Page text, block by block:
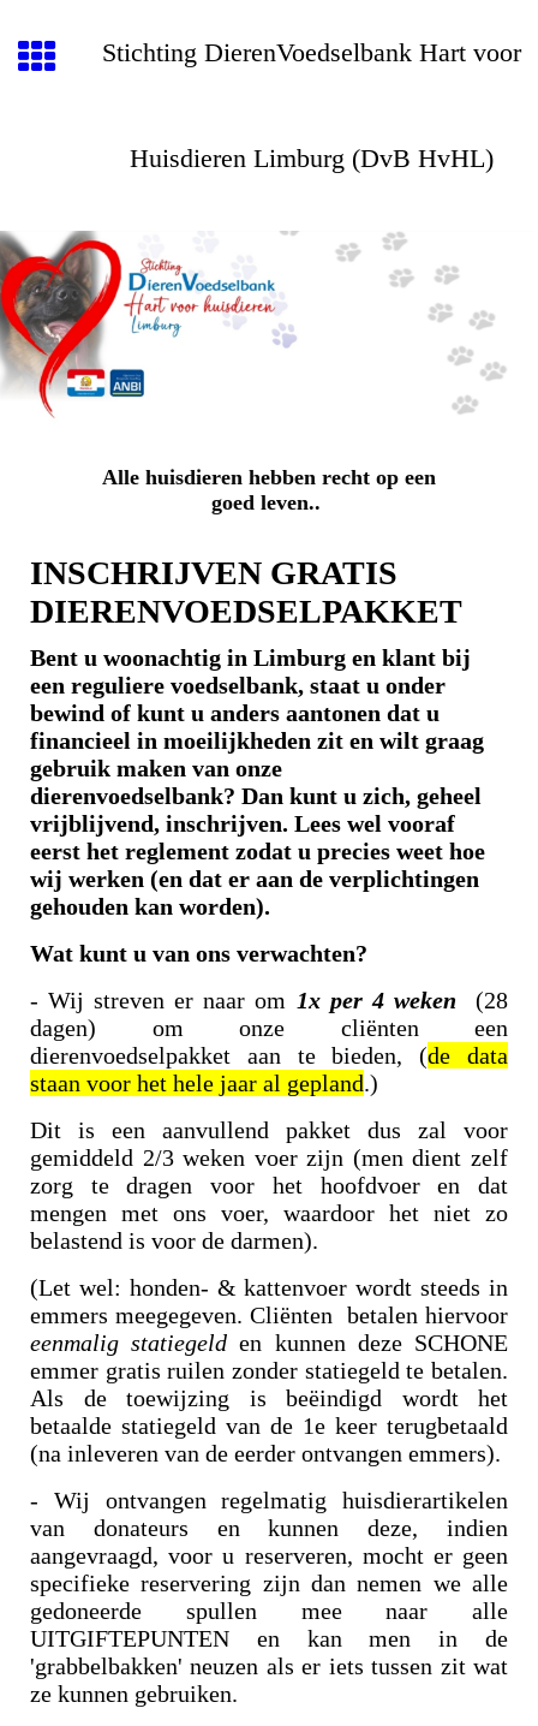
Stichting DierenVoedselbank Hart voor
Huisdieren Limburg (DvB HvHL)
Alle huisdieren hebben recht op een
goed leven..
INSCHRIJVEN GRATIS
DIERENVOEDSELPAKKET
Bent u woonachtig in Limburg en klant bij
een reguliere voedselbank, staat u onder
bewind of kunt u anders aantonen dat u
financieel in moeilijkheden zit en wilt graag
gebruik maken van onze
dierenvoedselbank? Dan kunt u zich, geheel
vrijblijvend, inschrijven. Lees wel vooraf
eerst het reglement zodat u precies weet hoe
wij werken (en dat er aan de verplichtingen
gehouden kan worden).
Wat kunt u van ons verwachten?
- Wij streven er naar om 1x per 4 weken (28
dagen) om onze cliënten een
dierenvoedselpakket aan te bieden, (de data
staan voor het hele jaar al gepland.)
Dit is een aanvullend pakket dus zal voor
gemiddeld 2/3 weken voer zijn (men dient zelf
zorg te dragen voor het hoofdvoer en dat
mengen met ons voer, waardoor het niet zo
belastend is voor de darmen).
(Let wel: honden- & kattenvoer wordt steeds in
emmers meegegeven. Cliënten betalen hiervoor
eenmalig statiegeld en kunnen deze SCHONE
emmer gratis ruilen zonder statiegeld te betalen.
Als de toewijzing is beëindigd wordt het
betaalde statiegeld van de 1e keer terugbetaald
(na inleveren van de eerder ontvangen emmers).
- Wij ontvangen regelmatig huisdierartikelen
van donateurs en kunnen deze, indien
aangevraagd, voor u reserveren, mocht er geen
specifieke reservering zijn dan nemen we alle
gedoneerde spullen mee naar alle
UITGIFTEPUNTEN en kan men in de
'grabbelbakken' neuzen als er iets tussen zit wat
ze kunnen gebruiken.